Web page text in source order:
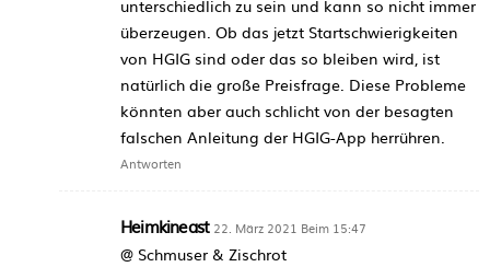
unterschiedlich zu sein und kann so nicht immer
überzeugen. Ob das jetzt Startschwierigkeiten
von HGIG sind oder das so bleiben wird, ist
natürlich die große Preisfrage. Diese Probleme
könnten aber auch schlicht von der besagten
falschen Anleitung der HGIG-App herrühren.
Antworten
Heimkineast 22. März 2021 Beim 15:47
@ Schmuser & Zischrot